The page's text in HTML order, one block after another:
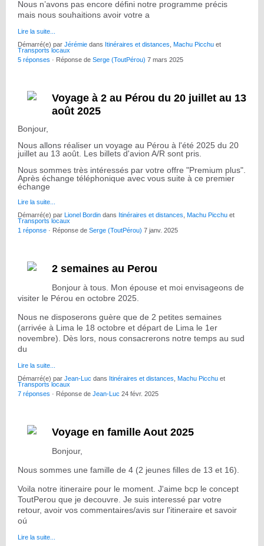
Nous n’avons pas encore défini notre programme précis
mais nous souhaitions avoir votre a
Lire la suite...
Démarré(e) par Jérémie dans Itinéraires et distances Machu Picchu et
Transports locaux
5 réponses · Réponse de Serge (ToutPérou) 7 mars 2025
Voyage à 2 au Pérou du 20 juillet au 13
août 2025
Bonjour,
Nous allons réaliser un voyage au Pérou à l'été 2025 du 20
juillet au 13 août. Les billets d'avion A/R sont pris.
Nous sommes très intéressés par votre offre "Premium plus".
Après échange téléphonique avec vous suite à ce premier
échange
Lire la suite...
Démarré(e) par
Lionel Bordin dans Itinéraires et distances Machu Picchu et
Transports locaux
1 réponse · Réponse de Serge (ToutPérou) 7 janv. 2025
2 semaines au Perou
Bonjour à tous. Mon épouse et moi envisageons de
visiter le Pérou en octobre 2025.
Nous ne disposerons guère que de 2 petites semaines
(arrivée à Lima le 18 octobre et départ de Lima le 1er
novembre). Dès lors, nous consacrerons notre temps au sud
du
Lire la suite...
Démarré(e) par Jean-Luc dans Itinéraires et distances Machu Picchu et
Transports locaux
7 réponses · Réponse de Jean-Luc 24 févr. 2025
Voyage en famille Aout 2025
Bonjour,
Nous sommes une famille de 4 (2 jeunes filles de 13 et 16).
Voila notre itineraire pour le moment. J'aime bcp le concept
ToutPerou que je decouvre. Je suis interessé par votre
retour, avoir vos commentaires/avis sur l'itineraire et savoir
oú
Lire la suite...